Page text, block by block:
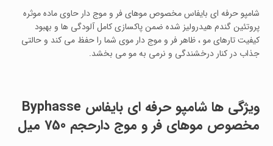
شامپو حرفه ای بایفاس مخصوص موهای فر و موج دار حاوی ماده موثره
پروتئین گندم هیدرولیز شده ضمن پاکسازی کامل آلودگی ها و بهبود
کیفیت تارهای مو ، ظاهر فر و موج دار موی شما را حفظ می کند و حالتی
جذاب در کنار درخشندگی و نرمی به مو می بخشد.
ویژگی ها
شامپو حرفه ای بایفاس Byphasse
مخصوص موهای فر و موج دارحجم 750 میل